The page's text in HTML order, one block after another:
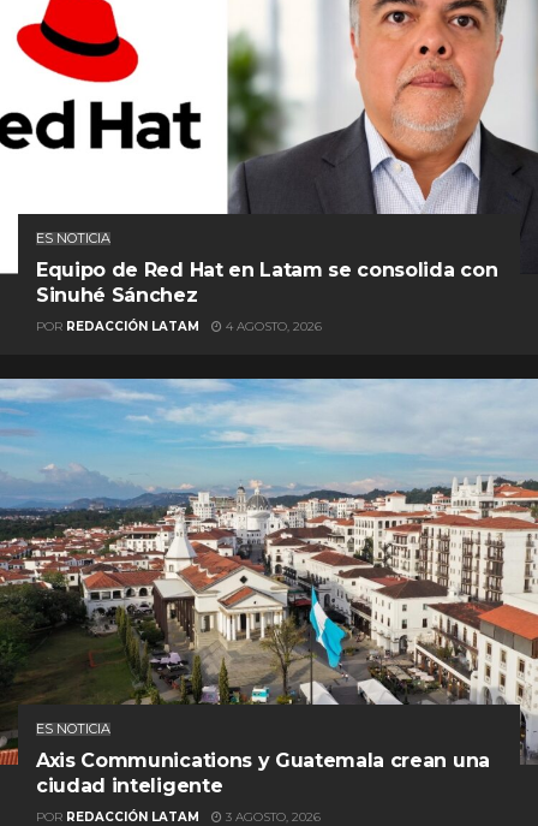
ES NOTICIA
Equipo de Red Hat en Latam se consolida con
Sinuhé Sánchez
POR REDACCIÓN LATAM 4 AGOSTO, 2026
ES NOTICIA
Axis Communications y Guatemala crean una
ciudad inteligente
POR REDACCIÓN LATAM 3 AGOSTO, 2026